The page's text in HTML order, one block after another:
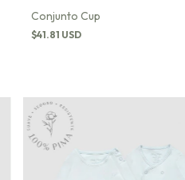
Conjunto Cup
$41.81 USD